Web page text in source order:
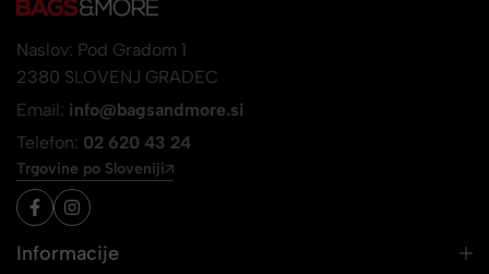
Naslov: Pod Gradom 1
2380 SLOVENJ GRADEC
Email: info@bagsandmore.si
Telefon: 02 620 43 24
Trgovine po Sloveniji
Informacije